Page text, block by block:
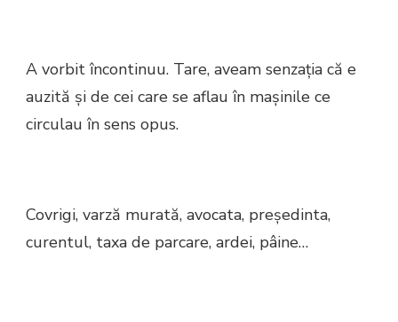
A vorbit încontinuu. Tare, aveam senzația că e
auzită și de cei care se aflau în mașinile ce
circulau în sens opus.
Covrigi, varză murată, avocata, președinta,
curentul, taxa de parcare, ardei, pâine…